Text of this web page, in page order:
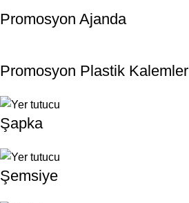
Promosyon Ajanda
Promosyon Plastik Kalemler
Şapka
Şemsiye